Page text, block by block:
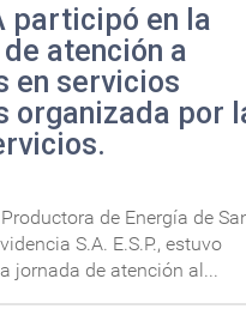
participó en la
atención a
en servicios
organizada por
de Energía de
S.A. E.S.P., estuvo
jornada de atención al...